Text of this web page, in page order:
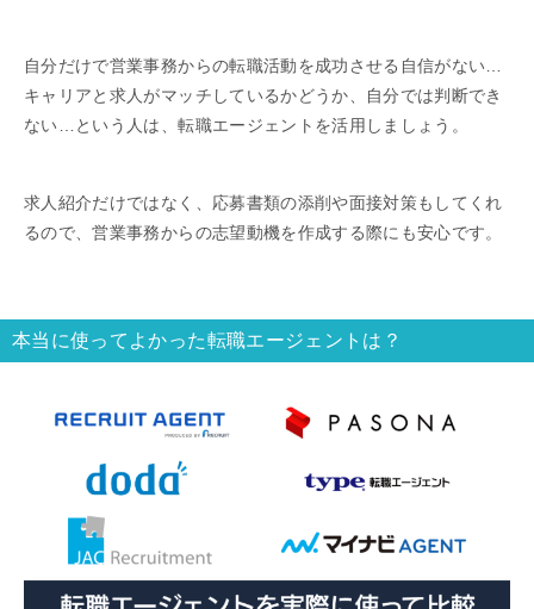
自分だけで営業事務からの転職活動を成功させる自信がない…
キャリアと求人がマッチしているかどうか、自分では判断でき
ない…という人は、転職エージェントを活用しましょう。
求人紹介だけではなく、応募書類の添削や面接対策もしてくれ
るので、営業事務からの志望動機を作成する際にも安心です。
本当に使ってよかった転職エージェントは？